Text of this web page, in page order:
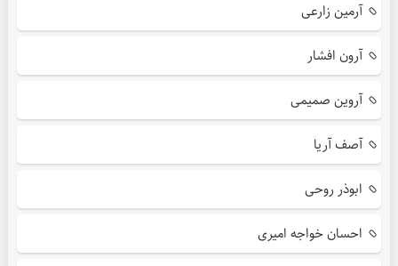
آرمین زارعی
آرون افشار
آروین صمیمی
آصف آریا
ابوذر روحی
احسان خواجه امیری